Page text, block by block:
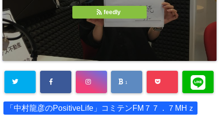
feedly
1
「中村龍彦のPositiveLife」コミテンFM７７．７MHｚ